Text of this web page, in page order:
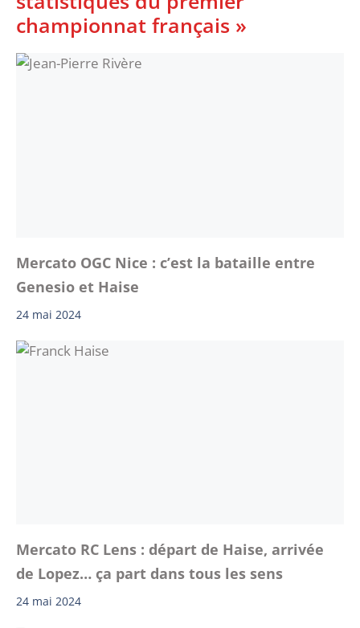
championnat français »
Mercato OGC Nice : c’est la bataille entre
Genesio et Haise
24 mai 2024
Mercato RC Lens : départ de Haise, arrivée
de Lopez… ça part dans tous les sens
24 mai 2024